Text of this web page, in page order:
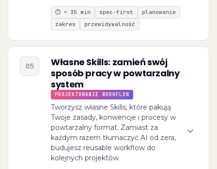
⏱ ≈ 35 min spec-first
planowanie
zakres
przewidywalność
05
Własne Skills: zamień swój
sposób pracy w powtarzalny
system
PROJEKTOWANIE WORKFLOW
Tworzysz własne Skills, które pakują
Twoje zasady, konwencje i procesy w
powtarzalny format. Zamiast za
każdym razem tłumaczyć AI od zera,
budujesz reusable workflow do
kolejnych projektów.